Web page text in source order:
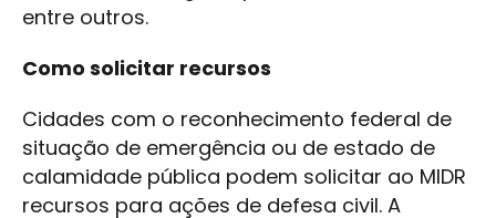
entre outros.
Como solicitar recursos
Cidades com o reconhecimento federal de
situação de emergência ou de estado de
calamidade pública podem solicitar ao MIDR
recursos para ações de defesa civil. A